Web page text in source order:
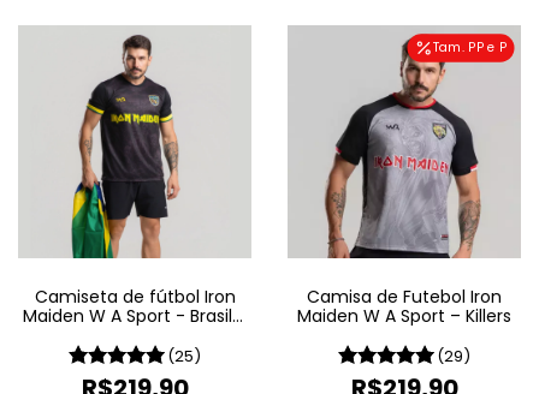
Camiseta de fútbol Iron
Maiden W A Sport - Brasil -
(25)
Tam. PP e P
Camisa de Futebol Iron
Maiden W A Sport – Killers
(29)